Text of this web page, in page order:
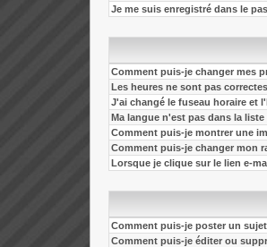
Je me suis enregistré dans le
Comment puis-je changer mes
Les heures ne sont pas
J'ai changé le fuseau horaire et
Ma langue n'est pas dans la liste
Comment puis-je montrer une
Comment puis-je changer mon
Lorsque je clique sur le lien e-
Comment puis-je poster un
Comment puis-je éditer ou